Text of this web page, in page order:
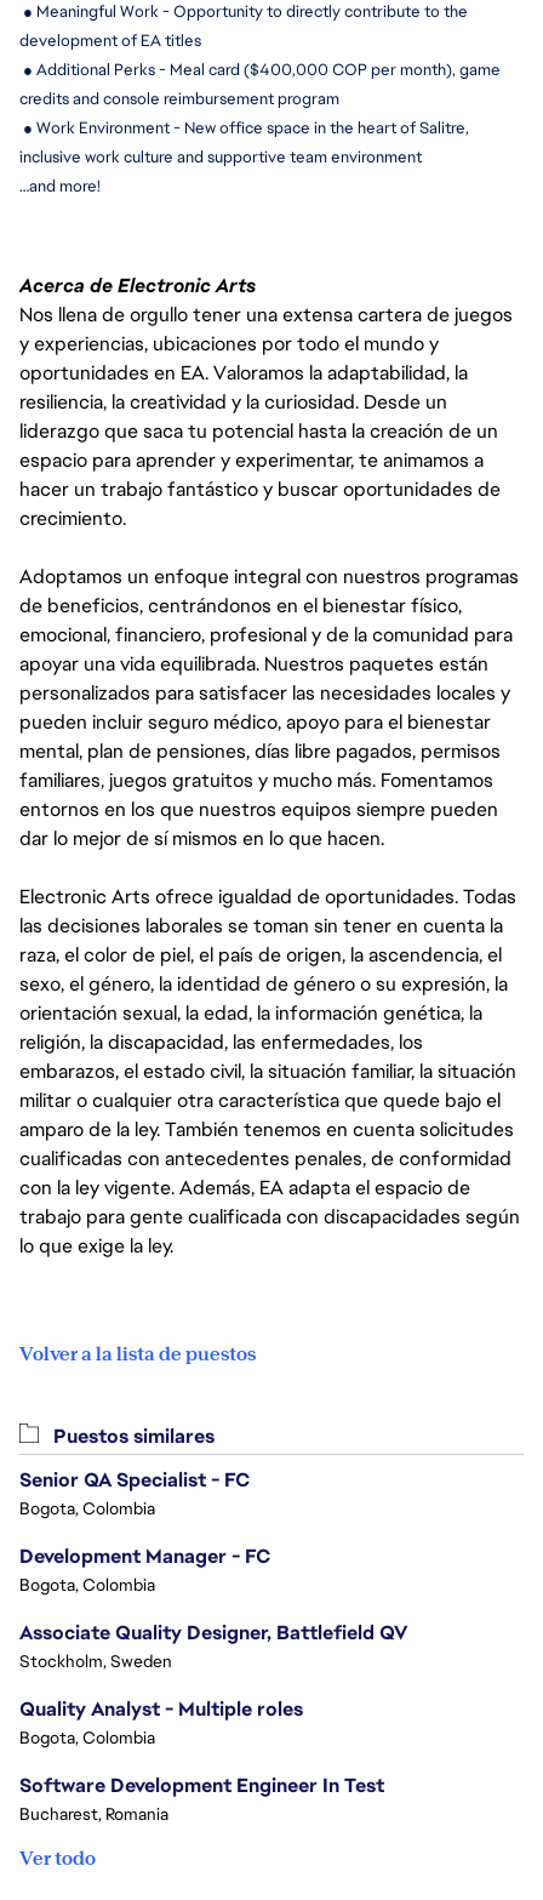
● Meaningful Work - Opportunity to directly contribute to the
development of EA titles
● Additional Perks - Meal card ($400,000 COP per month), game
credits and console reimbursement program
● Work Environment - New office space in the heart of Salitre,
inclusive work culture and supportive team environment
…and more!
Acerca de Electronic Arts
Nos llena de orgullo tener una extensa cartera de juegos
y experiencias, ubicaciones por todo el mundo y
oportunidades en EA. Valoramos la adaptabilidad, la
resiliencia, la creatividad y la curiosidad. Desde un
liderazgo que saca tu potencial hasta la creación de un
espacio para aprender y experimentar, te animamos a
hacer un trabajo fantástico y buscar oportunidades de
crecimiento.
Adoptamos un enfoque integral con nuestros programas
de beneficios, centrándonos en el bienestar físico,
emocional, financiero, profesional y de la comunidad para
apoyar una vida equilibrada. Nuestros paquetes están
personalizados para satisfacer las necesidades locales y
pueden incluir seguro médico, apoyo para el bienestar
mental, plan de pensiones, días libre pagados, permisos
familiares, juegos gratuitos y mucho más. Fomentamos
entornos en los que nuestros equipos siempre pueden
dar lo mejor de sí mismos en lo que hacen.
Electronic Arts ofrece igualdad de oportunidades. Todas
las decisiones laborales se toman sin tener en cuenta la
raza, el color de piel, el país de origen, la ascendencia, el
sexo, el género, la identidad de género o su expresión, la
orientación sexual, la edad, la información genética, la
religión, la discapacidad, las enfermedades, los
embarazos, el estado civil, la situación familiar, la situación
militar o cualquier otra característica que quede bajo el
amparo de la ley. También tenemos en cuenta solicitudes
cualificadas con antecedentes penales, de conformidad
con la ley vigente. Además, EA adapta el espacio de
trabajo para gente cualificada con discapacidades según
lo que exige la ley.
Volver a la lista de puestos
Puestos similares
Senior QA Specialist - FC
Bogota, Colombia
Development Manager - FC
Bogota, Colombia
Associate Quality Designer, Battlefield QV
Stockholm, Sweden
Quality Analyst - Multiple roles
Bogota, Colombia
Software Development Engineer In Test
Bucharest, Romania
Ver todo